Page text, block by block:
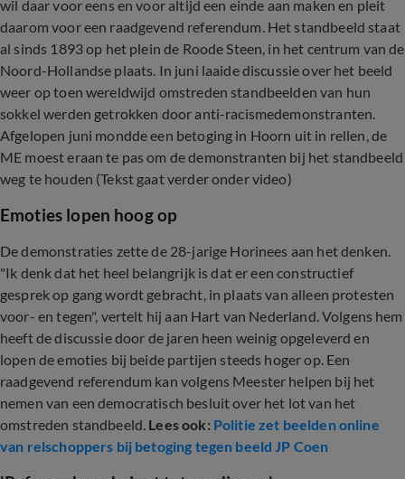
wil daar voor eens en voor altijd een einde aan maken en pleit
daarom voor een raadgevend referendum. Het standbeeld staat
al sinds 1893 op het plein de Roode Steen, in het centrum van de
Noord-Hollandse plaats. In juni laaide discussie over het beeld
weer op toen wereldwijd omstreden standbeelden van hun
sokkel werden getrokken door anti-racismedemonstranten.
Afgelopen juni mondde een betoging in Hoorn uit in rellen, de
ME moest eraan te pas om de demonstranten bij het standbeeld
weg te houden (Tekst gaat verder onder video)
Emoties lopen hoog op
De demonstraties zette de 28-jarige Horinees aan het denken.
"Ik denk dat het heel belangrijk is dat er een constructief
gesprek op gang wordt gebracht, in plaats van alleen protesten
voor- en tegen", vertelt hij aan Hart van Nederland. Volgens hem
heeft de discussie door de jaren heen weinig opgeleverd en
lopen de emoties bij beide partijen steeds hoger op. Een
raadgevend referendum kan volgens Meester helpen bij het
nemen van een democratisch besluit over het lot van het
omstreden standbeeld. Lees ook: Politie zet beelden online
van relschoppers bij betoging tegen beeld JP Coen